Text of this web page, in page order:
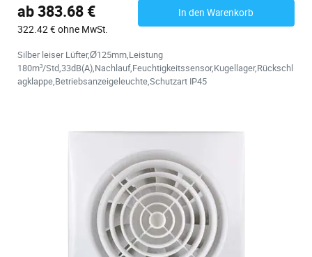
ab 383.68 €
322.42 € ohne MwSt.
In den Warenkorb
Silber leiser Lüfter,Ø125mm,Leistung
180m³/Std,33dB(A),Nachlauf,Feuchtigkeitssensor,Kugellager,Rückschl
agklappe,Betriebsanzeigeleuchte,Schutzart IP45